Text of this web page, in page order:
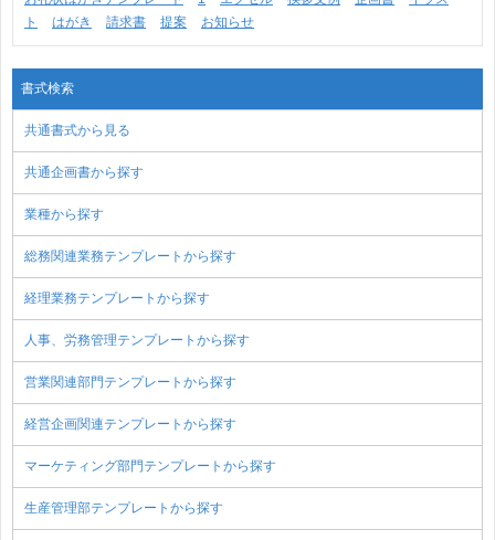
ト
はがき 請求書 提案 お知らせ
書式検索
共通書式から見る
共通企画書から探す
業種から探す
総務関連業務テンプレートから探す
経理業務テンプレートから探す
人事、労務管理テンプレートから探す
営業関連部門テンプレートから探す
経営企画関連テンプレートから探す
マーケティング部門テンプレートから探す
生産管理部テンプレートから探す